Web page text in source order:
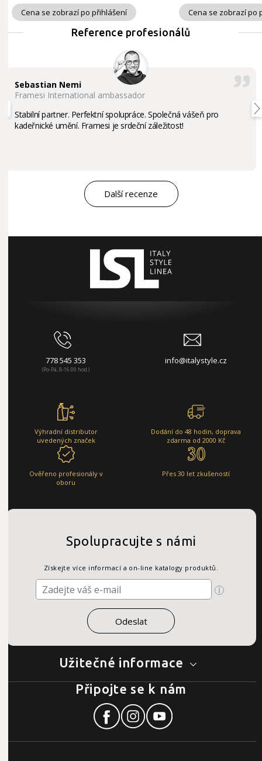
Cena se zobrazí po přihlášení Cena se zobrazí po
Reference profesionálů
Sebastian Nemi
Framesi International ambassador
Stabilní partner. Perfektní spolupráce. Společná vášeň pro
kadeřnické umění. Framesi je srdeční záležitost!
Další recenze
778 545 353
(Po-Pá, 8-16:00 hod.)
info@italystyle.cz
Výhradní distributor
uvedených značek
Dodání do 48 hodin, doprava
zdarma od 2000 Kč
Ověřeno profesionály v
oboru
Přes 30 let zkušeností
Užitečné informace
Spolupracujte s námi
Získejte více informací a on-line katalogy produktů.
Připojte se k nám